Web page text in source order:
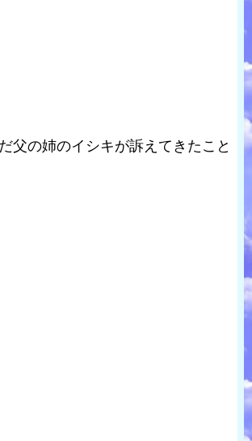
父の姉のイシキが訴えてきたこと